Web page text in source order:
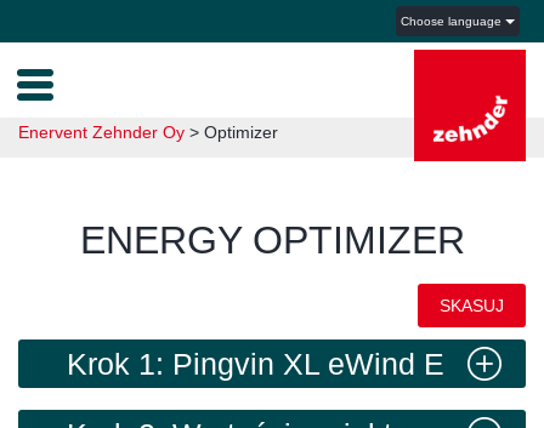
Choose language
Enervent Zehnder Oy > Optimizer
ENERGY OPTIMIZER
SKASUJ
Krok 1: Pingvin XL eWind E
prawa